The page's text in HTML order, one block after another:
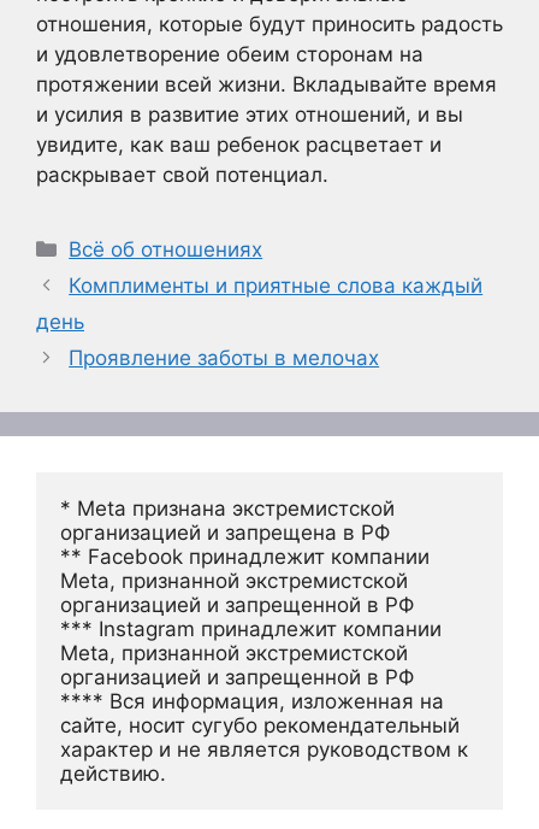
отношения, которые будут приносить радость
и удовлетворение обеим сторонам на
протяжении всей жизни. Вкладывайте время
и усилия в развитие этих отношений, и вы
увидите, как ваш ребенок расцветает и
раскрывает свой потенциал.
Рубрики
Всё об отношениях
Комплименты и приятные слова каждый
день
Проявление заботы в мелочах
* Meta признана экстремистской
организацией и запрещена в РФ
** Facebook принадлежит компании
Meta, признанной экстремистской
организацией и запрещенной в РФ
*** Instagram принадлежит компании
Meta, признанной экстремистской
организацией и запрещенной в РФ
**** Вся информация, изложенная на
сайте, носит сугубо рекомендательный
характер и не является руководством к
действию.